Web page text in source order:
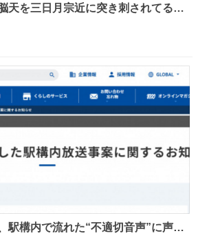
天を三日月宗近に突き刺されてるく
が
駅構内で流れた“不適切音声”に声明